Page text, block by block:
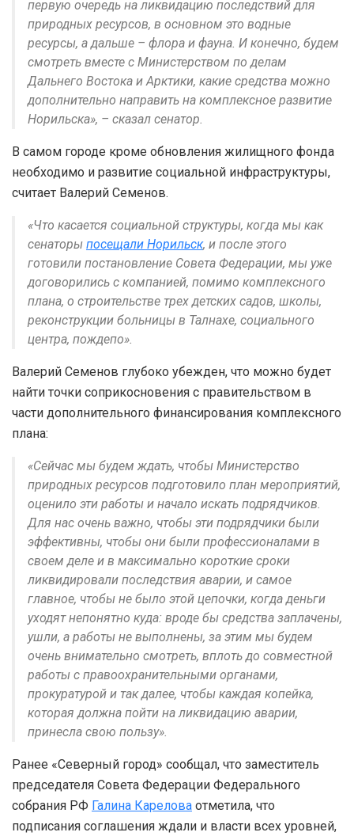
первую очередь на ликвидацию последствий для
природных ресурсов, в основном это водные
ресурсы, а дальше – флора и фауна. И конечно, будем
смотреть вместе с Министерством по делам
Дальнего Востока и Арктики, какие средства можно
дополнительно направить на комплексное развитие
Норильска», – сказал сенатор.
В самом городе кроме обновления жилищного фонда
необходимо и развитие социальной инфраструктуры,
считает Валерий Семенов.
«Что касается социальной структуры, когда мы как
сенаторы посещали Норильск, и после этого
готовили постановление Совета Федерации, мы уже
договорились с компанией, помимо комплексного
плана, о строительстве трех детских садов, школы,
реконструкции больницы в Талнахе, социального
центра, пождепо».
Валерий Семенов глубоко убежден, что можно будет
найти точки соприкосновения с правительством в
части дополнительного финансирования комплексного
плана:
«Сейчас мы будем ждать, чтобы Министерство
природных ресурсов подготовило план мероприятий,
оценило эти работы и начало искать подрядчиков.
Для нас очень важно, чтобы эти подрядчики были
эффективны, чтобы они были профессионалами в
своем деле и в максимально короткие сроки
ликвидировали последствия аварии, и самое
главное, чтобы не было этой цепочки, когда деньги
уходят непонятно куда: вроде бы средства заплачены,
ушли, а работы не выполнены, за этим мы будем
очень внимательно смотреть, вплоть до совместной
работы с правоохранительными органами,
прокуратурой и так далее, чтобы каждая копейка,
которая должна пойти на ликвидацию аварии,
принесла свою пользу».
Ранее «Северный город» сообщал, что заместитель
председателя Совета Федерации Федерального
собрания РФ Галина Карелова отметила, что
подписания соглашения ждали и власти всех уровней,